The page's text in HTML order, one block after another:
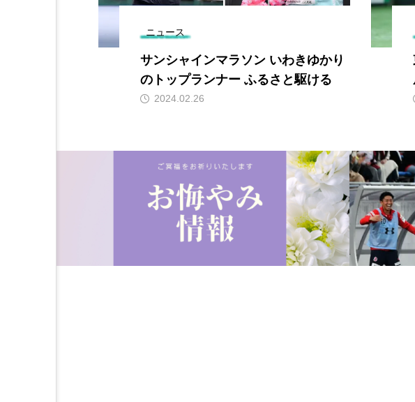
ニュース
サンシャインマラソン いわきゆかり
のトップランナー ふるさと駆ける
2024.02.26